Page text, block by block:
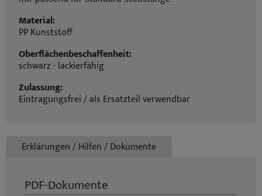
Material:
PP Kunststoff
Oberflächenbeschaffenheit:
schwarz - lackierfähig
Zulassung:
Eintragungsfrei / als Ersatzteil verwendbar
Erklärungen / Hilfen / Dokumente
PDF-Dokumente